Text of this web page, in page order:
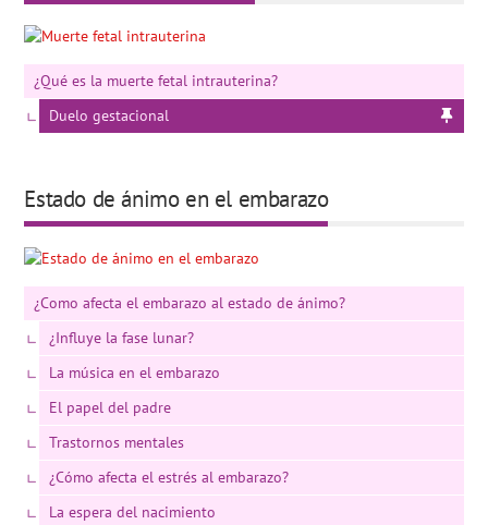
¿Qué es la muerte fetal intrauterina?
Duelo gestacional
Estado de ánimo en el embarazo
¿Como afecta el embarazo al estado de ánimo?
¿Influye la fase lunar?
La música en el embarazo
El papel del padre
Trastornos mentales
¿Cómo afecta el estrés al embarazo?
La espera del nacimiento